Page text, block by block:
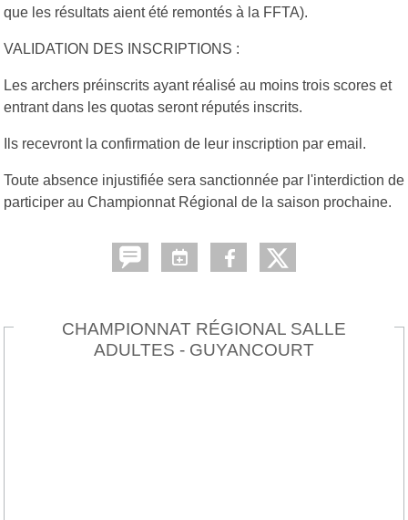
que les résultats aient été remontés à la FFTA).
VALIDATION DES INSCRIPTIONS :
Les archers préinscrits ayant réalisé au moins trois scores et
entrant dans les quotas seront réputés inscrits.
Ils recevront la confirmation de leur inscription par email.
Toute absence injustifiée sera sanctionnée par l'interdiction de
participer au Championnat Régional de la saison prochaine.
CHAMPIONNAT RÉGIONAL SALLE
ADULTES - GUYANCOURT